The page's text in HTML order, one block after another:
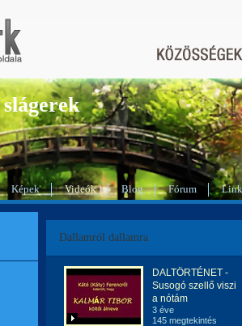
Képek Videók Blog Fórum
Dallamról dallamra
DALTÖRTÉNET -
Susogó szellő viszi
a nótám
3 éve
145 megtekintés